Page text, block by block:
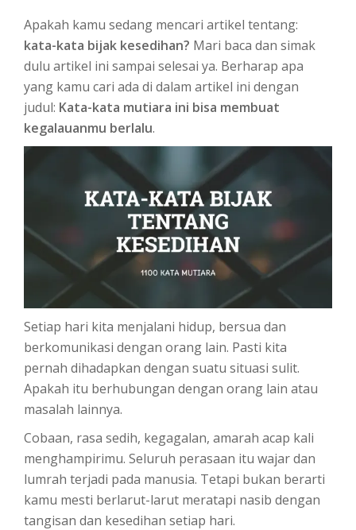
Apakah kamu sedang mencari artikel tentang:
kata-kata bijak kesedihan? Mari baca dan simak
dulu artikel ini sampai selesai ya. Berharap apa
yang kamu cari ada di dalam artikel ini dengan
judul: Kata-kata mutiara ini bisa membuat
kegalauanmu berlalu.
Setiap hari kita menjalani hidup, bersua dan
berkomunikasi dengan orang lain. Pasti kita
pernah dihadapkan dengan suatu situasi sulit.
Apakah itu berhubungan dengan orang lain atau
masalah lainnya.
Cobaan, rasa sedih, kegagalan, amarah acap kali
menghampirimu. Seluruh perasaan itu wajar dan
lumrah terjadi pada manusia. Tetapi bukan berarti
kamu mesti berlarut-larut meratapi nasib dengan
tangisan dan kesedihan setiap hari.